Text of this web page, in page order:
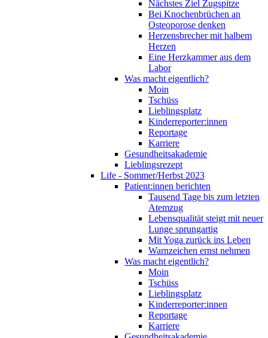
Nächstes Ziel Zugspitze
Bei Knochenbrüchen an
Osteoporose denken
Herzensbrecher mit halbem
Herzen
Eine Herzkammer aus dem
Labor
Was macht eigentlich?
Moin
Tschüss
Lieblingsplatz
Kinderreporter:innen
Reportage
Karriere
Gesundheitsakademie
Lieblingsrezept
Life - Sommer/Herbst 2023
Patient:innen berichten
Tausend Tage bis zum letzten
Atemzug
Lebensqualität steigt mit neuer
Lunge sprungartig
Mit Yoga zurück ins Leben
Warnzeichen ernst nehmen
Was macht eigentlich?
Moin
Tschüss
Lieblingsplatz
Kinderreporter:innen
Reportage
Karriere